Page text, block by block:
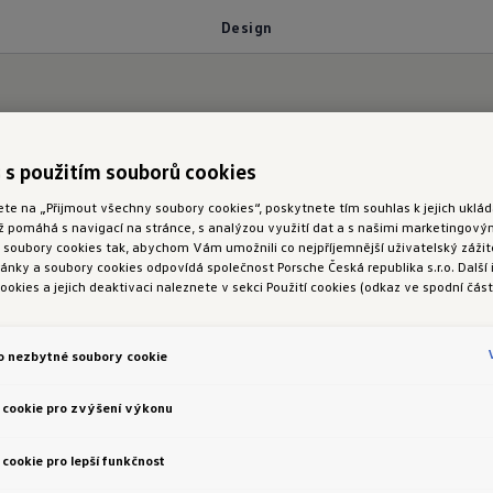
Design
éry
kompaktních SUV zaujímá ID. Cross již díky
nadčasovému designu, který z něj činí
designového jazyka značky Volkswagen „Pure
výraz a překvapivé detaily – Secret Sauce.
na silnici působící SUV. Je jisté: ID. Cross
s použitím souborů cookies
na „Přijmout všechny soubory cookies“, poskytnete tím souhlas k jejich
pomáhá s navigací na stránce, s analýzou využití dat a s našimi
cookies tak, abychom Vám umožnili co nejpříjemnější uživatelský
a soubory cookies odpovídá společnost Porsche Česká republika s.r.o. Další
a jejich deaktivaci naleznete v sekci Použití cookies (odkaz ve spodní
nezbytné soubory cookie
cookie pro zvýšení výkonu
pro lepší funkčnost